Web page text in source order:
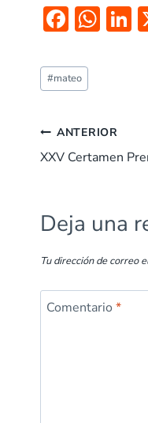
F
ac
e
b
o
o
k
W
h
A
p
p
n
n
#mateo
ANTERIOR
XXV Certamen
Deja una
Tu dirección de correo
Comentario *